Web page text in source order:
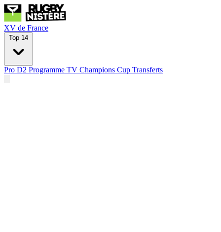
XV de France
Top 14
Pro D2 Programme TV Champions Cup Transferts